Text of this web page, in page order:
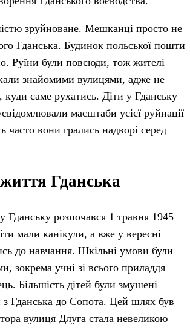
зруйноване. Мешканці просто не
Гданська. Будинок польської пошти
Руїни були повсюди, тож жителі
знайомими вулицями, адже не
куди саме рухатись. Діти у Гданську
масштаби усієї руйнації
часто вони грались надворі серед
Гданська
Гданську розпочався 1 травня 1945
мали канікули, а вже у вересні
до навчання. Шкільні умови були
зокрема учні зі всього приладдя
Більшість дітей були змушені
з Гданська до Сопота. Цей шлях був
вулиця Длуга стала невеликою